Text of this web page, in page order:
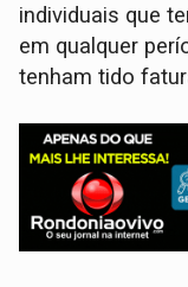
individuais que
em qualquer
tenham tido